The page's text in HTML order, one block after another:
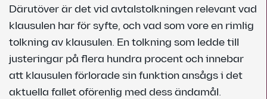
Därutöver är det vid avtalstolkningen relevant vad
klausulen har för syfte, och vad som vore en rimlig
tolkning av klausulen. En tolkning som ledde till
justeringar på flera hundra procent och innebar
att klausulen förlorade sin funktion ansågs i det
aktuella fallet oförenlig med dess ändamål.